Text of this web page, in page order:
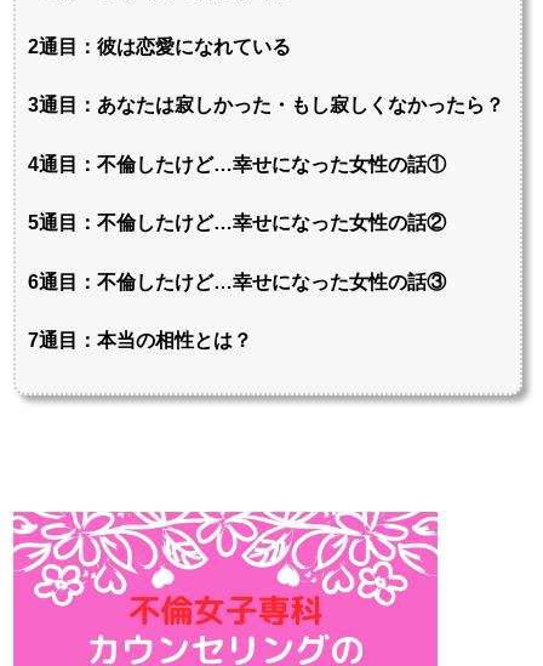
2通目：彼は恋愛になれている
3通目：あなたは寂しかった・もし寂しくなかったら？
4通目：不倫したけど…幸せになった女性の話①
5通目：不倫したけど…幸せになった女性の話②
6通目：不倫したけど…幸せになった女性の話③
7通目：本当の相性とは？